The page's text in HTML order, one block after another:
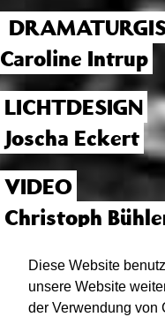
Diese Website
unsere Website
der Verwendung von
Caroline Intrup
LICHTDESIGN
Joscha Eckert
VIDEO
Christoph
ASSISTENZ
Lilly Bendl